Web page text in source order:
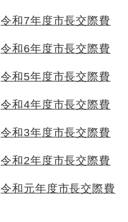
令和7年度市長交際費
令和6年度市長交際費
令和5年度市長交際費
令和4年度市長交際費
令和3年度市長交際費
令和2年度市長交際費
令和元年度市長交際費